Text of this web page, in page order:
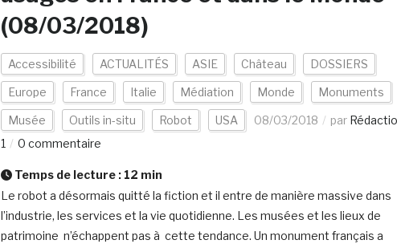
(08/03/2018)
Accessibilité ACTUALITÉS ASIE Château DOSSIERS
Europe France Italie Médiation Monde Monuments
Musée Outils in-situ Robot USA 08/03/2018 par
1
0 commentaire
Temps de lecture : 12 min
Le robot a désormais quitté la fiction et il entre de manière massive dans
l’industrie, les services et la vie quotidienne. Les musées et les lieux de
patrimoine n’échappent pas à cette tendance. Un monument français a